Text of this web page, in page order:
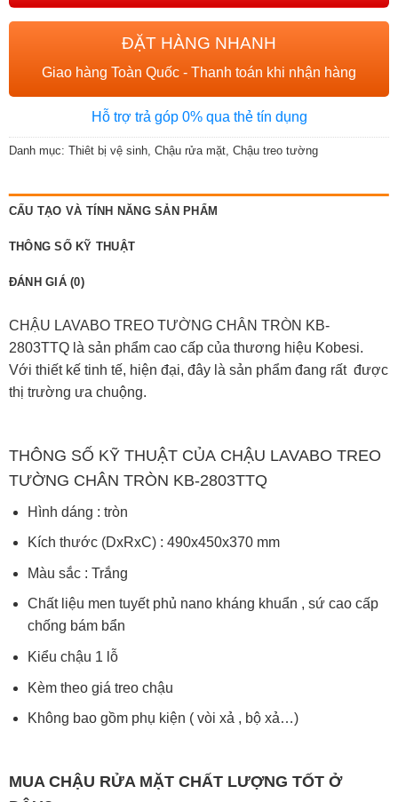
ĐẶT HÀNG NHANH
Giao hàng Toàn Quốc - Thanh toán khi nhận hàng
Hỗ trợ trả góp 0% qua thẻ tín dụng
Danh mục: Thiêt bị vệ sinh, Chậu rửa mặt, Chậu treo tường
CẤU TẠO VÀ TÍNH NĂNG SẢN PHẨM
THÔNG SỐ KỸ THUẬT
ĐÁNH GIÁ (0)
CHẬU LAVABO TREO TƯỜNG CHÂN TRÒN KB-
2803TTQ là sản phẩm cao cấp của thương hiệu Kobesi.
Với thiết kế tinh tế, hiện đại, đây là sản phẩm đang rất được
thị trường ưa chuộng.
THÔNG SỐ KỸ THUẬT CỦA CHẬU LAVABO TREO
TƯỜNG CHÂN TRÒN KB-2803TTQ
Hình dáng : tròn
Kích thước (DxRxC) : 490x450x370 mm
Màu sắc : Trắng
Chất liệu men tuyết phủ nano kháng khuẩn , sứ cao cấp
chống bám bẩn
Kiểu chậu 1 lỗ
Kèm theo giá treo chậu
Không bao gồm phụ kiện ( vòi xả , bộ xả…)
MUA CHẬU RỬA MẶTCHẤT LƯỢNG TỐT Ở